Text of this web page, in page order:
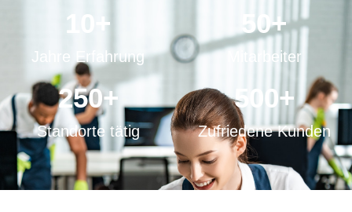
Jahre Erfahrung
10 +
Mitarbeiter
50+
Standorte tätig
250+
Zufriedene Kunden
500+